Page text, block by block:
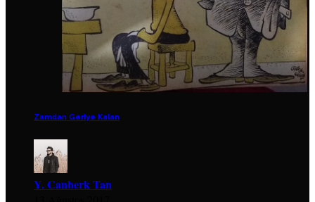
Zamdan Geriye Kalan
Y. Canberk Tan